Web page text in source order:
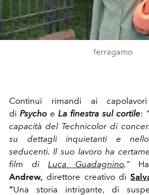
ferragamo
Continui rimandi ai capolavori
di Psycho e La finestra sul cortile:
capacità del Technicolor di
su dettagli inquietanti e
seducenti. Il suo lavoro ha
film di Luca Guadagnino."
Andrew, direttore creativo di
"Una storia intrigante, di